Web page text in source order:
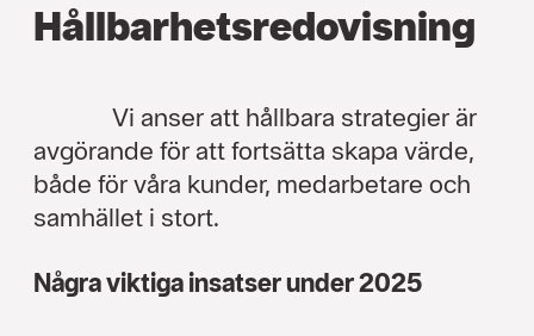
Hållbarhets­redovisning
Vi anser att hållbara strategier är
avgörande för att fortsätta skapa värde,
både för våra kunder, medarbetare och
samhället i stort.
Några viktiga insatser under 2025